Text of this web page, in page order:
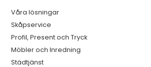
Våra lösningar
Skåpservice
Profil, Present och Tryck
Möbler och Inredning
Städtjänst